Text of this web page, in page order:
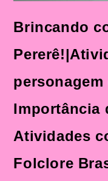
Brincando
Importância
Atividades
Folclore